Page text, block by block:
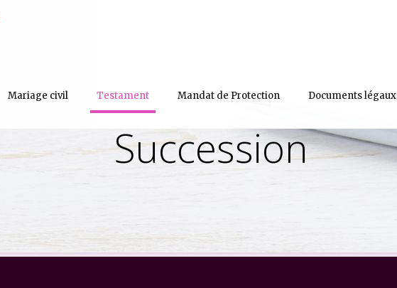
Mariage civil Testament Mandat de Protection Documents légaux
Succession